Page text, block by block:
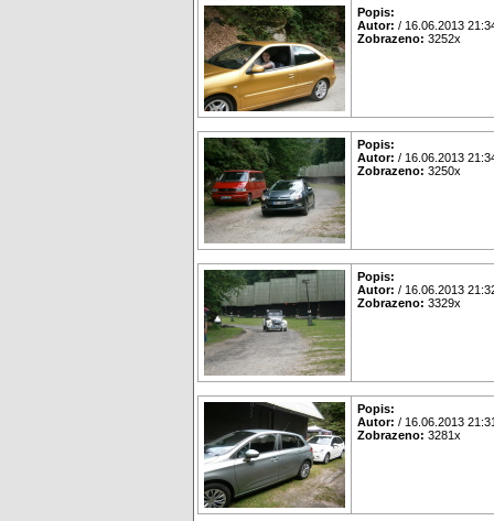
Popis:
Autor: / 16.06.2013
Zobrazeno: 3252x
Popis:
Autor: / 16.06.2013
Zobrazeno: 3250x
Popis:
Autor: / 16.06.2013
Zobrazeno: 3329x
Popis:
Autor: / 16.06.2013
Zobrazeno: 3281x